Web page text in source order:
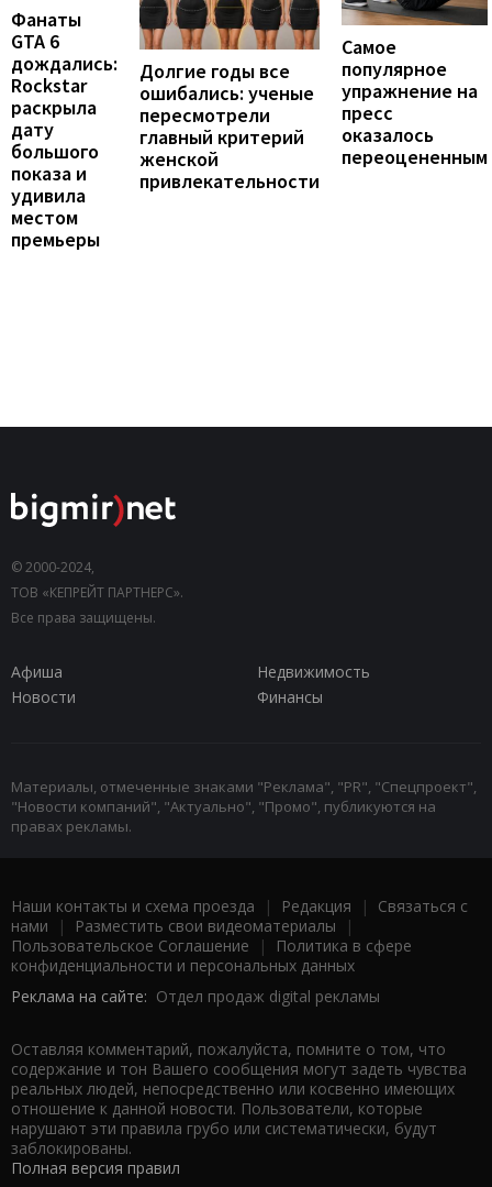
Фанаты
GTA 6
дождались:
Rockstar
раскрыла
дату
большого
показа и
удивила
местом
премьеры
Долгие годы все
ошибались: ученые
пересмотрели
главный критерий
женской
привлекательности
Самое
популярное
упражнение на
пресс
оказалось
переоцененным
© 2000-2024,
ТОВ «КЕПРЕЙТ ПАРТНЕРС».
Все права защищены.
Афиша
Недвижимость
Новости
Финансы
Материалы, отмеченные знаками "Реклама", "PR", "Спецпроект",
"Новости компаний", "Актуально", "Промо", публикуются на
правах рекламы.
Наши контакты и схема проезда | Редакция | Связаться с
нами | Разместить свои видеоматериалы |
Пользовательское Соглашение |
Политика в сфере
конфиденциальности и персональных данных
Реклама на сайте: Отдел продаж digital рекламы
Оставляя комментарий, пожалуйста, помните о том, что
содержание и тон Вашего сообщения могут задеть чувства
реальных людей, непосредственно или косвенно имеющих
отношение к данной новости. Пользователи, которые
нарушают эти правила грубо или систематически, будут
заблокированы.
Полная версия правил